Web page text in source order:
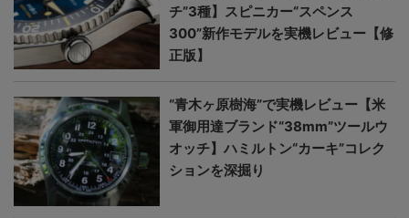
チ”3種】スピニカー“スペンス
300”新作モデルを実機レビュー【修
正版】
“青木ヶ原樹海”で実機レビュー【米
軍御用達ブランド“38mm”ツールウ
オッチ】ハミルトン“カーキ”コレク
ションを深掘り